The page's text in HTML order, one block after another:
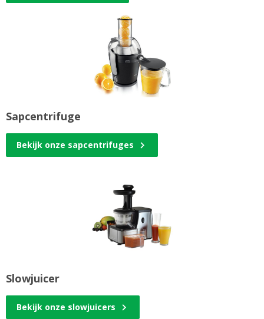
Sapcentrifuge
Bekijk onze sapcentrifuges
Slowjuicer
Bekijk onze slowjuicers